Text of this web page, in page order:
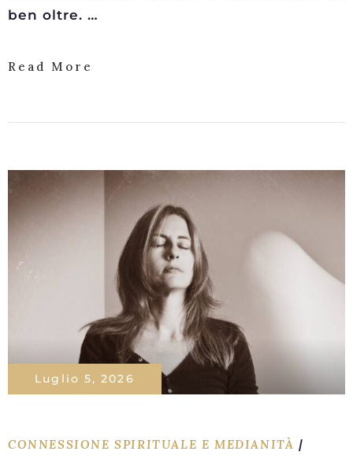
ben oltre. …
Read More
Luglio 5, 2026
CONNESSIONE SPIRITUALE E MEDIANITÀ